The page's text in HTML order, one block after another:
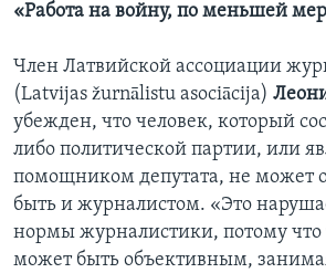
«Работа на войну, по меньшей
Член Латвийской ассоциации
(Latvijas žurnālistu asociācija)
убежден, что человек, который
либо политической партии, или
помощником депутата, не может
быть и журналистом. «Это
нормы журналистики, потому что
может быть объективным,